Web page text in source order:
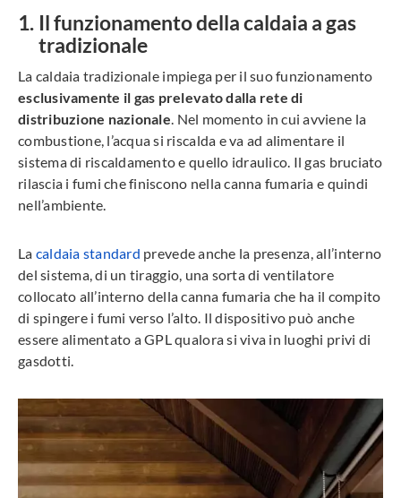
Il funzionamento della caldaia a gas
tradizionale
La caldaia tradizionale impiega per il suo funzionamento
esclusivamente il gas prelevato dalla rete di
distribuzione nazionale . Nel momento in cui avviene la
combustione, l’acqua si riscalda e va ad alimentare il
sistema di riscaldamento e quello idraulico. Il gas bruciato
rilascia i fumi che finiscono nella canna fumaria e quindi
nell’ambiente.
La caldaia standard prevede anche la presenza, all’interno
del sistema, di un tiraggio, una sorta di ventilatore
collocato all’interno della canna fumaria che ha il compito
di spingere i fumi verso l’alto. Il dispositivo può anche
essere alimentato a GPL qualora si viva in luoghi privi di
gasdotti.